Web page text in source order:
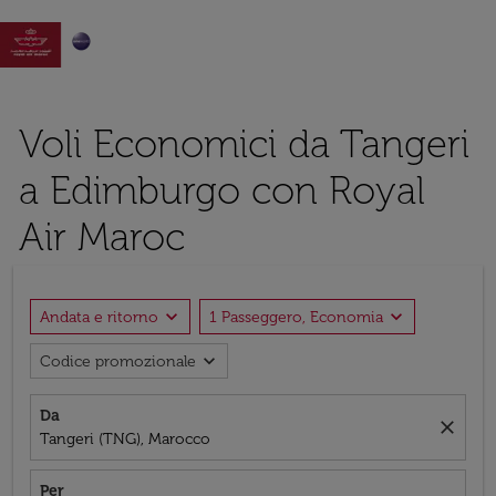

Voli Economici da Tangeri
a Edimburgo con Royal
Air Maroc
Andata e ritorno expand_more 1 Passeggero, Economia expand_more
Codice promozionale expand_more
Da
Tangeri (TNG), Marocco
close
Per